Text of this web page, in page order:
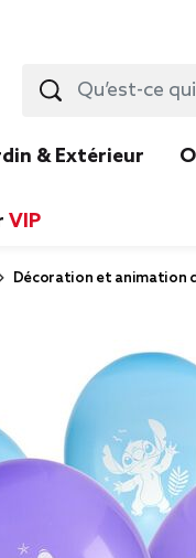
& Extérieur
VIP
Décoration et animation